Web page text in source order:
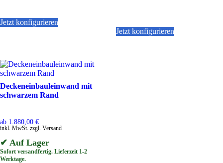
Jetzt konfigurieren
Varianten
auf.
Die
Optionen
der
Produktseite
gewählt
werden
Jetzt konfigurieren
Deckeneinbauleinwand mit
schwarzem Rand
ab 1.880,00 €
inkl. MwSt. zzgl. Versand
✔ Auf Lager
Sofort versandfertig. Lieferzeit 1-2
Werktage.